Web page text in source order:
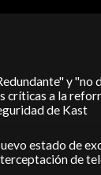
y "no
críticas a la
de Kast
estado de
de